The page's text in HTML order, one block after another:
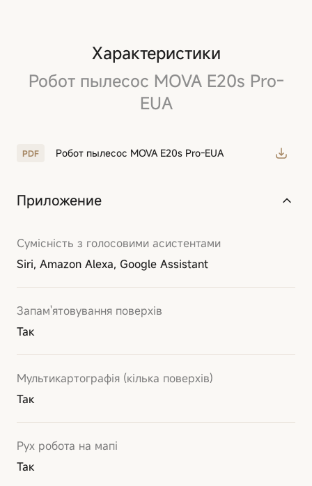
Характеристики
Робот пылесос MOVA E20s Pro-
EUA
Робот пылесос MOVA E20s Pro-EUA
Приложение
Сумісність з голосовими асистентами
Siri, Amazon Alexa, Google Assistant
Запам'ятовування поверхів
Так
Мультикартографія (кілька поверхів)
Так
Рух робота на мапі
Так